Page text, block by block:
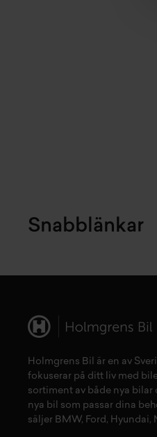
Snabblänkar
Holmgrens Bil är en av
fokuserar på ditt liv med
sortiment av både nya bilar
nya bil som passar dina
säljer BMW, Ford, Hyundai,